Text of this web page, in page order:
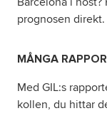
prognosen direkt.
MÅNGA
Med GIL:s
kollen, du hittar